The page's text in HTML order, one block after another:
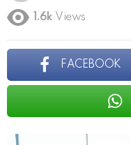
1.6k Views
FACEBOOK